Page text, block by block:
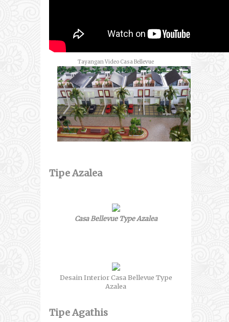
Tayangan Video Casa Bellevue
Tipe Azalea
Casa Bellevue Type Azalea
Desain Interior Casa Bellevue Type
Azalea
Tipe Agathis